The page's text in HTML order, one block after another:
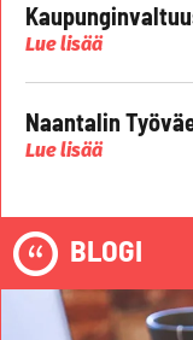
Lue lisää
Naantalin
Lue lisää
BLOGI